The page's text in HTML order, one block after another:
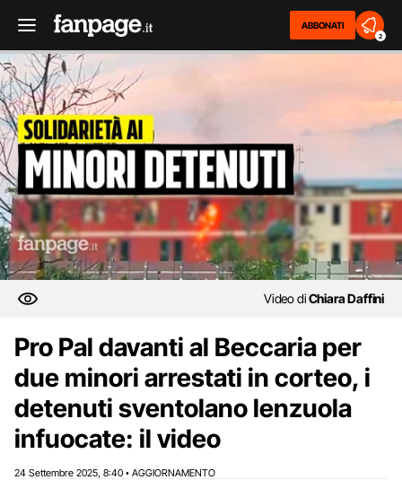
ABBONATI
2
Video diChiara Daffini
Pro Pal davanti al Beccaria per
due minori arrestati in corteo, i
detenuti sventolano lenzuola
infuocate: il video
24 Settembre 2025 8:40 • AGGIORNAMENTO